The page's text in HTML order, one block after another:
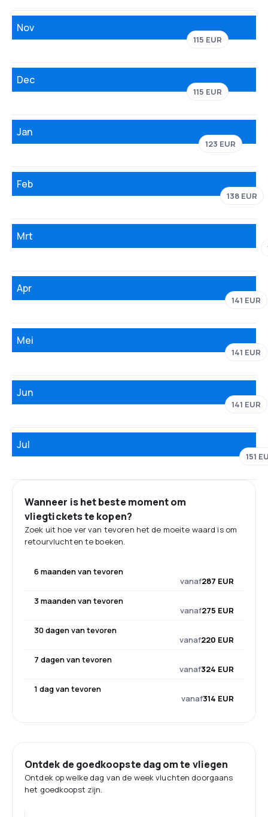
Nov
115 EUR
Dec
115 EUR
Jan
123 EUR
Feb
138 EUR
Mrt
Apr
141 EUR
Mei
141 EUR
Jun
141 EUR
Jul
151
Wanneer is het beste moment om
vliegtickets te kopen?
Zoek uit hoe ver van tevoren het de moeite waard is om
retourvluchten te boeken.
6 maanden van tevoren
vanaf287 EUR
3 maanden van tevoren
vanaf275 EUR
30 dagen van tevoren
vanaf220 EUR
7 dagen van tevoren
vanaf324 EUR
1 dag van tevoren
vanaf314 EUR
Ontdek de goedkoopste dag om te vliegen
Ontdek op welke dag van de week vluchten doorgaans
het goedkoopst zijn.